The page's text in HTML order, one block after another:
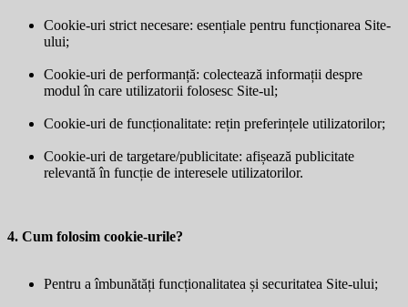
Cookie-uri strict necesare: esențiale pentru funcționarea Site-
ului;
Cookie-uri de performanță: colectează informații despre
modul în care utilizatorii folosesc Site-ul;
Cookie-uri de funcționalitate: rețin preferințele utilizatorilor;
Cookie-uri de targetare/publicitate: afișează publicitate
relevantă în funcție de interesele utilizatorilor.
4. Cum folosim cookie-urile?
Pentru a îmbunătăți funcționalitatea și securitatea Site-ului;